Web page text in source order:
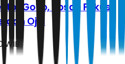
GoTo, Rosan Fokus
Ojol
WIB